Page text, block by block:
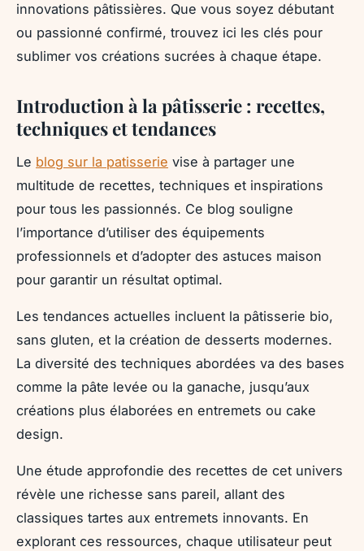
innovations pâtissières. Que vous soyez débutant
ou passionné confirmé, trouvez ici les clés pour
sublimer vos créations sucrées à chaque étape.
Introduction à la pâtisserie : recettes,
techniques et tendances
Le blog sur la patisserie vise à partager une
multitude de recettes, techniques et inspirations
pour tous les passionnés. Ce blog souligne
l’importance d’utiliser des équipements
professionnels et d’adopter des astuces maison
pour garantir un résultat optimal.
Les tendances actuelles incluent la pâtisserie bio,
sans gluten, et la création de desserts modernes.
La diversité des techniques abordées va des bases
comme la pâte levée ou la ganache, jusqu’aux
créations plus élaborées en entremets ou cake
design.
Une étude approfondie des recettes de cet univers
révèle une richesse sans pareil, allant des
classiques tartes aux entremets innovants. En
explorant ces ressources, chaque utilisateur peut